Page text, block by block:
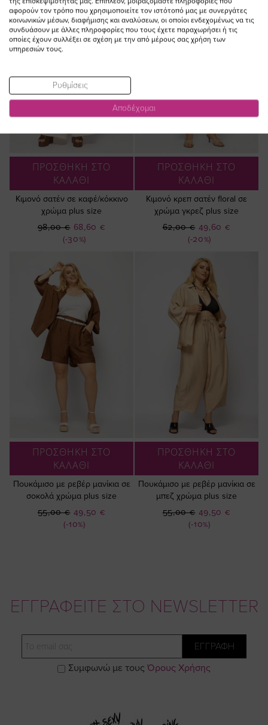
ΠΡΟΣΘΗΚΗ ΣΤΟ
ΚΑΛΑΘΙ
Κιμονό σατέν σε καφέ/κόκκινο
χρώμα plus size
(-30%)
Ειδική
Τιμή
68,60 €
98,00 €
ΠΡΟΣΘΗΚΗ ΣΤΟ
ΚΑΛΑΘΙ
Κιμονό κρεπ σατέν floral σε
χρώμα γκρεζ plus size
(-20%)
Ειδική
Τιμή
49,60 €
62,00 €
ΠΡΟΣΘΗΚΗ ΣΤΟ
ΚΑΛΑΘΙ
Πουκάμισο με ρεβέρ μανίκια σε
σοκολά χρώμα plus size
(-10%)
Ειδική
Τιμή
49,50 €
55,00 €
ΠΡΟΣΘΗΚΗ ΣΤΟ
ΚΑΛΑΘΙ
Πουκάμισο με ρεβέρ μανίκια σε
μπεζ χρώμα plus size
(-10%)
Ειδική
Τιμή
49,50 €
55,00 €
ΕΓΓΡΑΦΕΙΤΕ ΣΤΟ NEWSLETTER
ΕΓΓΡΑΦΗ
Συμφωνώ με τους Όρους Χρήσης
αφορούν τον τρόπο που χρησιμοποιείτε τον ιστότοπό μας με συνεργάτες
κοινωνικών μέσων, διαφήμισης και αναλύσεων, οι οποίοι ενδεχομένως να τις
συνδυάσουν με άλλες πληροφορίες που τους έχετε παραχωρήσει ή τις
οποίες έχουν συλλέξει σε σχέση με την από μέρους σας χρήση των
υπηρεσιών τους.
Ρυθμίσεις
Αποδέχομαι